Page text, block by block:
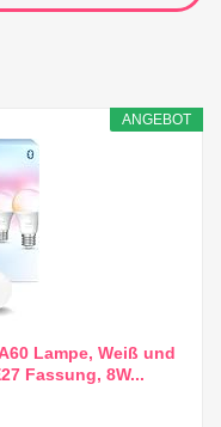
ANGEBOT
Lampe, Weiß und
Fassung, 8W...